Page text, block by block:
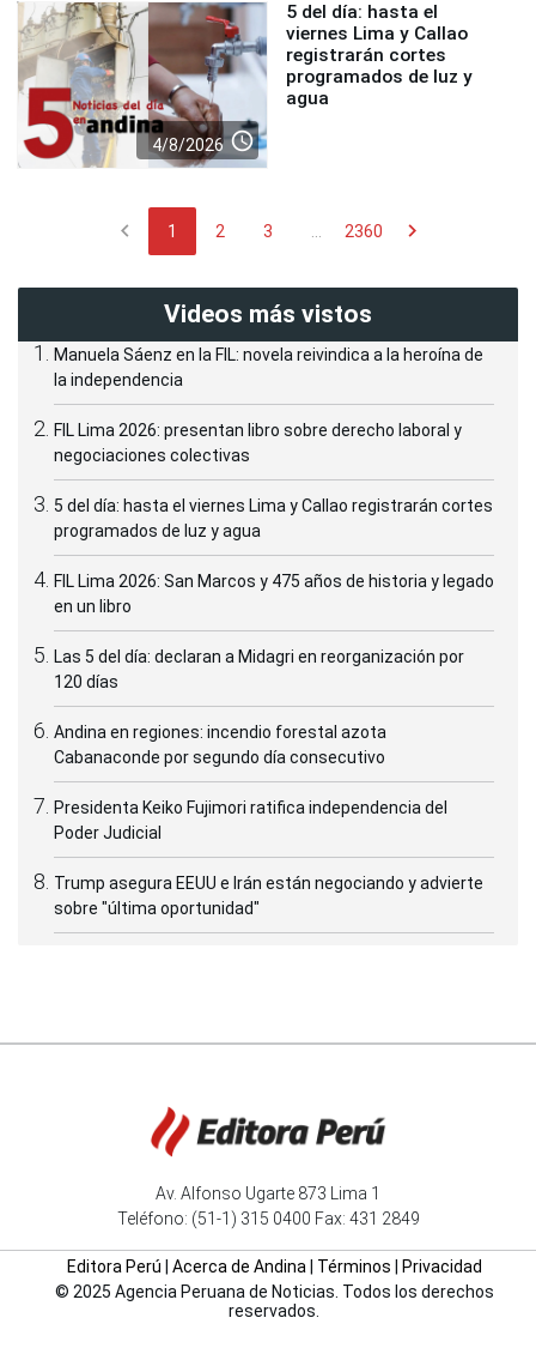
4/8/2026 access_time
5 del día: hasta el
viernes Lima y Callao
registrarán cortes
programados de luz y
agua
chevron_left 1 2 3 ... 2360 chevron_right
Videos más vistos
Manuela Sáenz en la FIL: novela reivindica a la heroína de
la independencia
FIL Lima 2026: presentan libro sobre derecho laboral y
negociaciones colectivas
5 del día: hasta el viernes Lima y Callao registrarán cortes
programados de luz y agua
FIL Lima 2026: San Marcos y 475 años de historia y legado
en un libro
Las 5 del día: declaran a Midagri en reorganización por
120 días
Andina en regiones: incendio forestal azota
Cabanaconde por segundo día consecutivo
Presidenta Keiko Fujimori ratifica independencia del
Poder Judicial
Trump asegura EEUU e Irán están negociando y advierte
sobre "última oportunidad"
Av. Alfonso Ugarte 873 Lima 1
Teléfono: (51-1) 315 0400 Fax: 431 2849
Editora Perú Acerca de Andina| Términos
Privacidad
© 2025 Agencia Peruana de Noticias. Todos los derechos
reservados.